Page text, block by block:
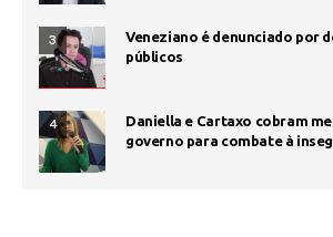
3
Veneziano é denunciado por
públicos
4
Daniella e Cartaxo cobram
governo para combate à